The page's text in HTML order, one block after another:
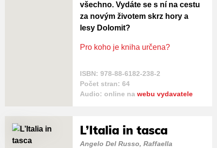
všechno. Vydáte se s ní na cestu
za novým životem skrz hory a
lesy Dolomit?
Pro koho je kniha určena?
ISBN: 978-88-6182-238-2
Počet stran: 64
Audio: online na webu vydavatele
L’Italia in tasca
Angelo Del Russo, Raffaella